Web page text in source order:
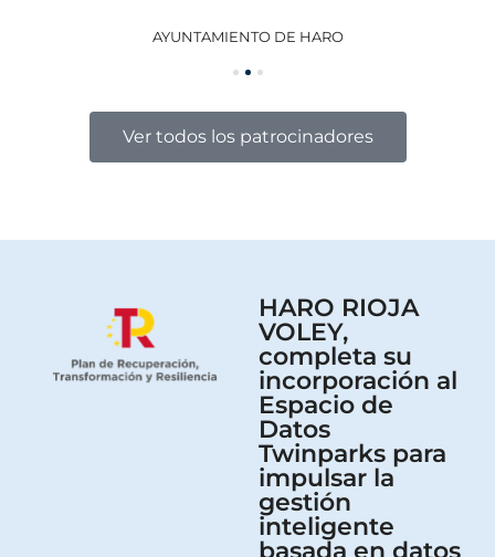
AYUNTAMIENTO DE HARO
Ver todos los patrocinadores
HARO RIOJA
VOLEY,
completa su
incorporación al
Espacio de
Datos
Twinparks para
impulsar la
gestión
inteligente
basada en datos